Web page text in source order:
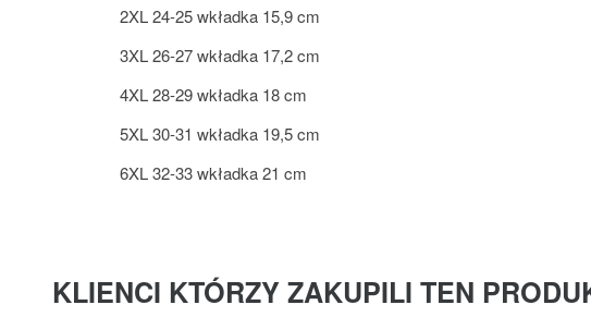
2XL 24-25 wkładka 15,9 cm
3XL 26-27 wkładka 17,2 cm
4XL 28-29 wkładka 18 cm
5XL 30-31 wkładka 19,5 cm
6XL 32-33 wkładka 21 cm
KLIENCI KTÓRZY ZAKUPILI TEN